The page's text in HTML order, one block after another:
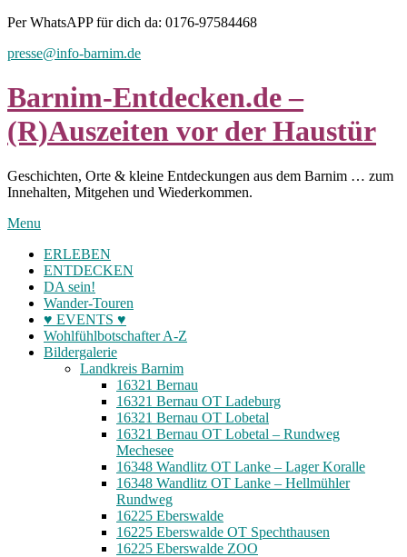
Skip
content
Per WhatsAPP für dich da: 0176-97584468
presse@info-barnim.de
Barnim-Entdecken.de –
(R)Auszeiten vor der Haustür
Geschichten, Orte & kleine Entdeckungen aus dem Barnim … zum
Innehalten, Mitgehen und Wiederkommen.
Menu
ERLEBEN
ENTDECKEN
DA sein!
Wander-Touren
♥ EVENTS ♥
Wohlfühlbotschafter A-Z
Bildergalerie
Landkreis Barnim
16321 Bernau
16321 Bernau OT Ladeburg
16321 Bernau OT Lobetal
16321 Bernau OT Lobetal – Rundweg
Mechesee
16348 Wandlitz OT Lanke – Lager Koralle
16348 Wandlitz OT Lanke – Hellmühler
Rundweg
16225 Eberswalde
16225 Eberswalde OT Spechthausen
16225 Eberswalde ZOO